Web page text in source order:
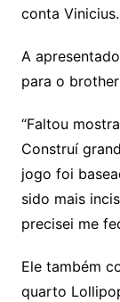
conta Vinicius.
A
para o
“Faltou
Construí
jogo foi
sido mais
precisei me
Ele também
quarto